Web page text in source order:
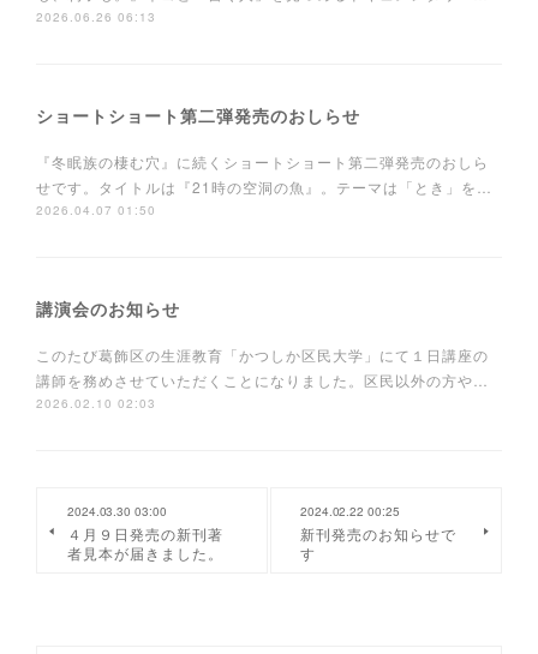
2026.06.26 06:13
ショートショート第二弾発売のおしらせ
『冬眠族の棲む穴』に続くショートショート第二弾発売のおしら
せです。タイトルは『21時の空洞の魚』。テーマは「とき」を…
2026.04.07 01:50
講演会のお知らせ
このたび葛飾区の生涯教育「かつしか区民大学」にて１日講座の
講師を務めさせていただくことになりました。区民以外の方や…
2026.02.10 02:03
2024.03.30 03:00
４月９日発売の新刊著
者見本が届きました。
2024.02.22 00:25
新刊発売のお知らせで
す